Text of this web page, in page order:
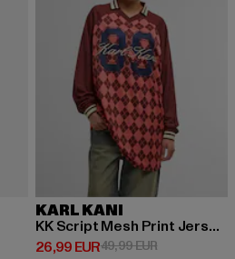
49,99 EUR
KARL KANI
KK Script Mesh Print Jersey Dress
26,99 EUR
Derzeitiger Preis: 26,99 EUR
49,99 EURAktionspreis: